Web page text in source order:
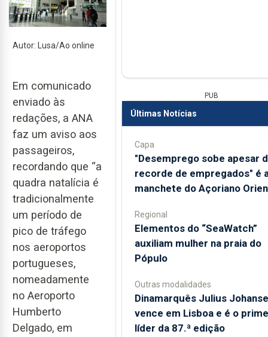
Autor: Lusa/Ao online
Em comunicado
enviado às
redações, a ANA
faz um aviso aos
passageiros,
recordando que “a
quadra natalícia é
tradicionalmente
um período de
pico de tráfego
nos aeroportos
portugueses,
nomeadamente
no Aeroporto
Humberto
Delgado, em
PUB
Últimas Notícias
Capa
"Desemprego sobe apesar
recorde de empregados" é
manchete do Açoriano
Regional
​Elementos do “SeaWatch”
auxiliam mulher na praia do
Pópulo
Outras modalidades
Dinamarquês Julius
vence em Lisboa e é o
líder da 87.ª edição